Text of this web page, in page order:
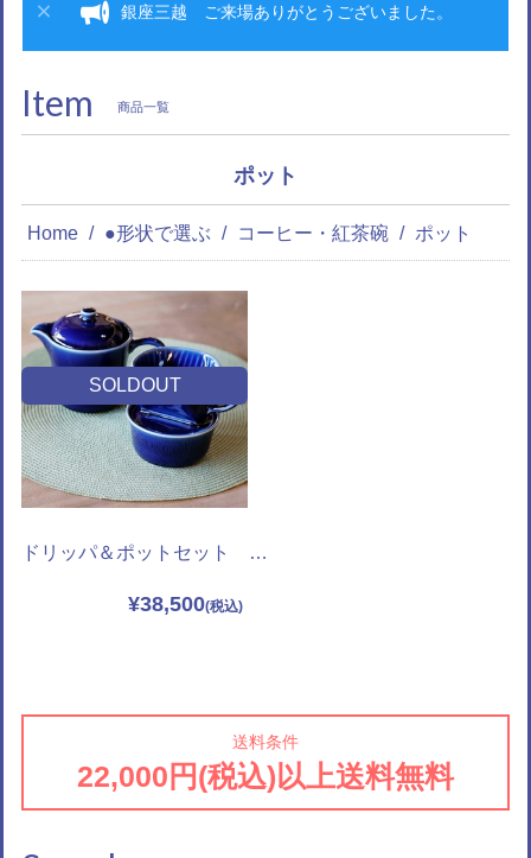
銀座三越 ご来場ありがとうございました。
Item 商品一覧
ポット
Home ●形状で選ぶ コーヒー・紅茶碗 ポット
SOLDOUT
ドリッパ＆ポットセット 深瑠璃
¥38,500
送料条件
22,000円(税込)以上送料無料